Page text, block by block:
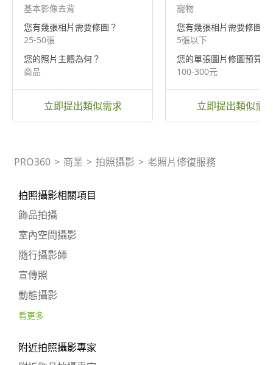
基本影像去背
您有幾張相片需要修圖？
25-50張
您的照片主體為何？
商品
立即提出類似需求
寵物
您有幾張相片需要修圖？
5張以下
您的單張圖片修圖預算為
100-300元
立即提出類似需
PRO360 > 商業 > 拍照攝影 > 老照片修復服務
拍照攝影相關項目
飾品拍攝
室內空間攝影
隨行攝影師
宣傳照
動態攝影
看更多
附近拍照攝影專家